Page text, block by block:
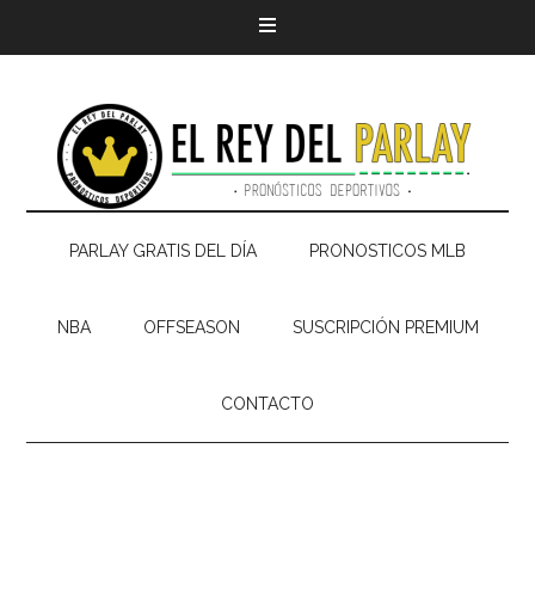
PARLAY GRATIS DEL DÍA PRONOSTICOS MLB
NBA OFFSEASON SUSCRIPCIÓN PREMIUM
CONTACTO